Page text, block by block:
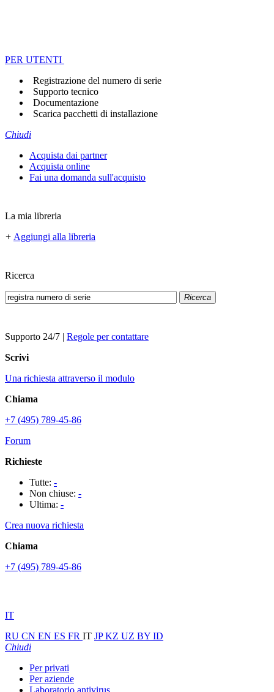
PER UTENTI
Registrazione del numero di serie
Supporto tecnico
Documentazione
Scarica pacchetti di installazione
Chiudi
Acquista dai partner
Acquista online
Fai una domanda sull'acquisto
La mia libreria
+ Aggiungi alla libreria
Ricerca
Ricerca
Supporto 24/7 | Regole per contattare
Scrivi
Una richiesta attraverso il modulo
Chiama
+7 (495) 789-45-86
Forum
Richieste
Tutte: -
Non chiuse: -
Ultima: -
Crea nuova richiesta
Chiama
+7 (495) 789-45-86
IT
RU CN EN ES FR IT JPKZ UZ BY ID
Chiudi
Per privati
Per aziende
Laboratorio antivirus